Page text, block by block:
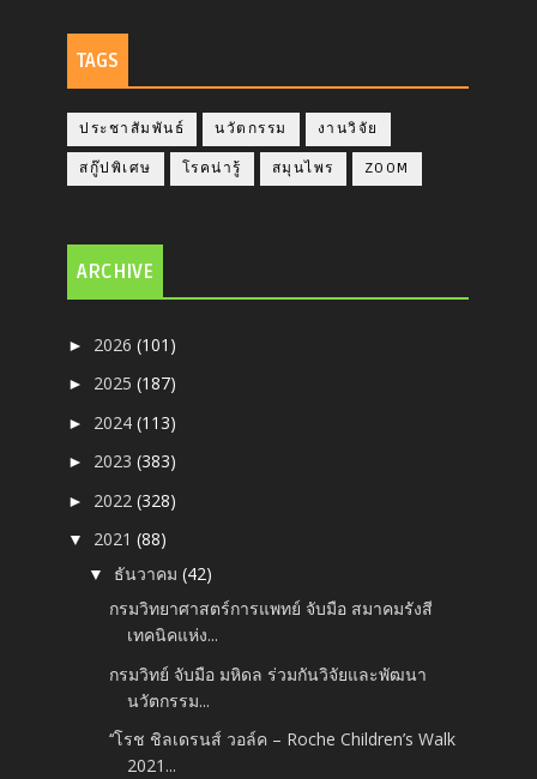
TAGS
ประชาสัมพันธ์ นวัตกรรม งานวิจัย
สกู๊ปพิเศษ โรคน่ารู้ สมุนไพร ZOOM
ARCHIVE
► 2026(101)
► 2025(187)
► 2024(113)
► 2023(383)
► 2022(328)
▼ 2021(88)
▼ ธันวาคม(42)
กรมวิทยาศาสตร์การแพทย์ จับมือ สมาคมรังสี
เทคนิคแห่ง...
กรมวิทย์ จับมือ มหิดล ร่วมกันวิจัยและพัฒนา
นวัตกรรม...
‘‘โรช ชิลเดรนส์ วอล์ค – Roche Children’s Walk
2021...